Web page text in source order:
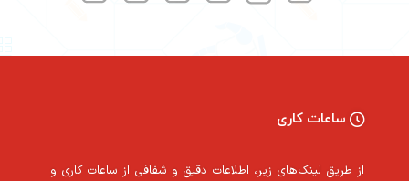
ساعات کاری
از طریق لینک‌های زیر، اطلاعات دقیق و شفافی از ساعات کاری و